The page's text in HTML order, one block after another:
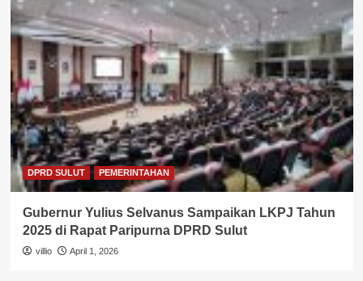
DPRD SULUT PEMERINTAHAN
Gubernur Yulius Selvanus Sampaikan LKPJ Tahun
2025 di Rapat Paripurna DPRD Sulut
villio April 1, 2026